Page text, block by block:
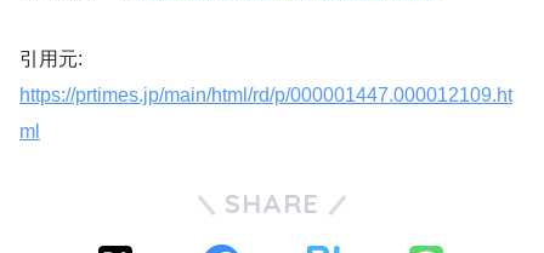
引用元:
https://prtimes.jp/main/html/rd/p/000001447.000012109.ht
ml
SHARE